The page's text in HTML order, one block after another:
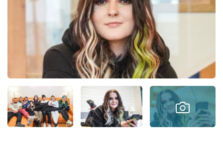
Sex a vztahy
Sledujte prima+
Přihlášení
Sledujte nás